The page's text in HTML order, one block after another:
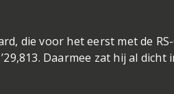
die voor het eerst met de RS-
Daarmee zat hij al dicht